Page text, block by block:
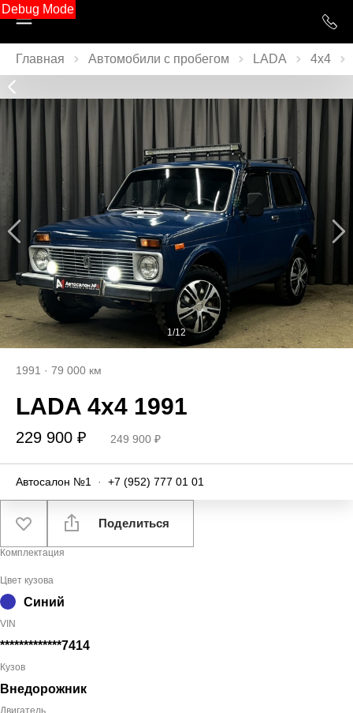
Debug Mode
Главная Автомобили с пробегом LADA 4x4
1/12
1991 · 79 000 км
LADA 4x4 1991
229 900 ₽ 249 900 ₽
Автосалон №1 · +7 (952) 777 01 01
Поделиться
Комплектация
Цвет кузова
Синий
VIN
*************7414
Кузов
Внедорожник
Двигатель